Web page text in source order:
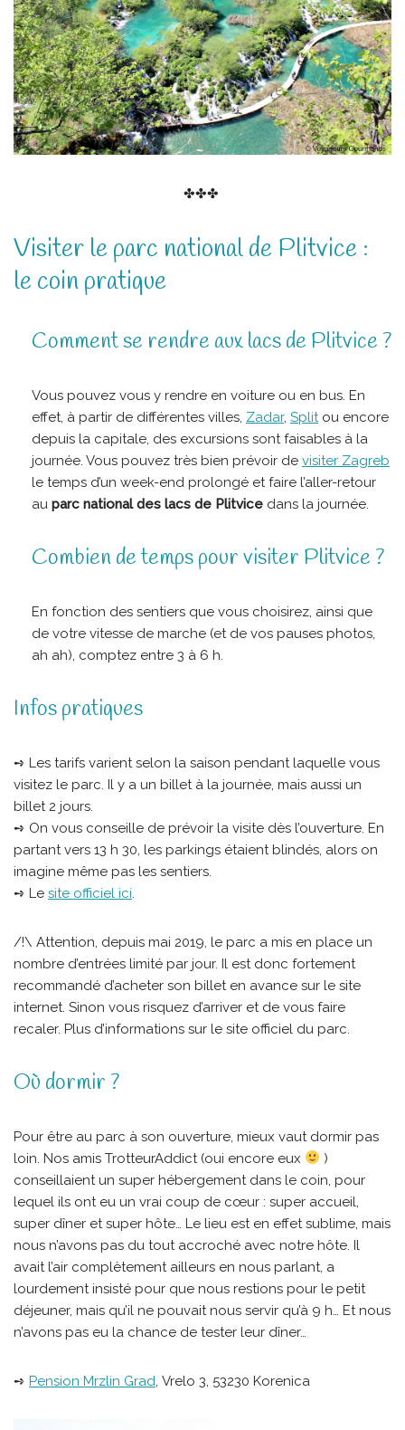
✤✤✤
Visiter le parc national de Plitvice :
le coin pratique
Comment se rendre aux lacs de Plitvice ?
Vous pouvez vous y rendre en voiture ou en bus. En
effet, à partir de différentes villes, Zadar, Splitou encore
depuis la capitale, des excursions sont faisables à la
journée. Vous pouvez très bien prévoir de visiter Zagreb
le temps d’un week-end prolongé et faire l’aller-retour
au parc national des lacs de Plitvice dans la journée.
Combien de temps pour visiter Plitvice ?
En fonction des sentiers que vous choisirez, ainsi que
de votre vitesse de marche (et de vos pauses photos,
ah ah), comptez entre 3 à 6 h.
Infos pratiques
➺ Les tarifs varient selon la saison pendant laquelle vous
visitez le parc. Il y a un billet à la journée, mais aussi un
billet 2 jours.
➺ On vous conseille de prévoir la visite dès l’ouverture. En
partant vers 13 h 30, les parkings étaient blindés, alors on
imagine même pas les sentiers.
➺ Le site officiel ici.
/!\ Attention, depuis mai 2019, le parc a mis en place un
nombre d’entrées limité par jour. Il est donc fortement
recommandé d’acheter son billet en avance sur le site
internet. Sinon vous risquez d’arriver et de vous faire
recaler. Plus d’informations sur le site officiel du parc.
Où dormir ?
Pour être au parc à son ouverture, mieux vaut dormir pas
loin. Nos amis TrotteurAddict (oui encore eux
)
conseillaient un super hébergement dans le coin, pour
lequel ils ont eu un vrai coup de cœur : super accueil,
super dîner et super hôte… Le lieu est en effet sublime, mais
nous n’avons pas du tout accroché avec notre hôte. Il
avait l’air complètement ailleurs en nous parlant, a
lourdement insisté pour que nous restions pour le petit
déjeuner, mais qu’il ne pouvait nous servir qu’à 9 h… Et nous
n’avons pas eu la chance de tester leur dîner…
➺ Pension Mrzlin Grad, Vrelo 3, 53230 Korenica